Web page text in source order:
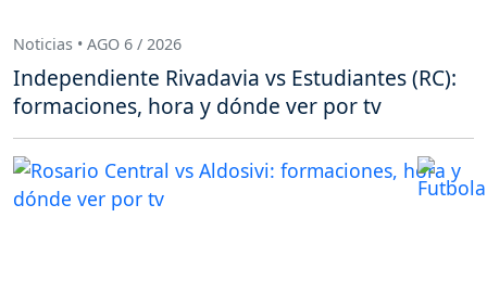
Noticias • AGO 6 / 2026
Independiente Rivadavia vs Estudiantes (RC):
formaciones, hora y dónde ver por tv